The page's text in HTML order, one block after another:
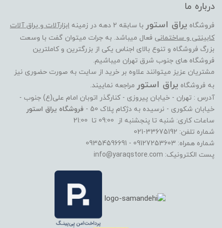
درباره ما
فروشگاه یراق استور با سابقه 2 دهه در زمینه
ابزارآلات و یراق آلات
کابینتی و ساختمانی فعال میباشد. به جرات میتوان گفت با وسعت
بزرگ فروشگاه و تنوع بالای اجناس یکی از بزرگترین و کاملترین
فروشگاه های جنوب شرق تهران میباشیم.
مشتریان عزیز میتوانند علاوه بر خرید از سایت به صورت حضوری نیز
به فروشگاه یراق استور مراجعه نماییند.
آدرس : تهران - خیابان پیروزی - کنارگذر اتوبان امام علی(ع) جنوب -
خیابان شکوری - نرسیده به دژکام پلاک 50 -
فروشگاه یراق استور
ساعات کاری: شنبه تا پنجشنبه از 09:00 تا 21:00
شماره تلفن: 33675192-021
شماره همراه: 09127253603 - 09354596691
پست الکترونیک: info@yaraqstore.com